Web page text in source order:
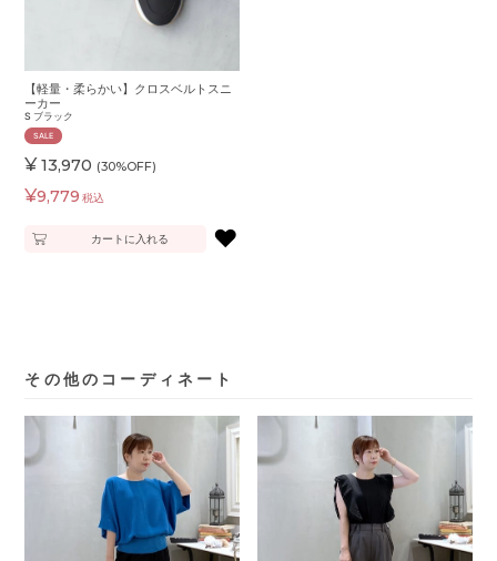
【軽量・柔らかい】クロスベルトスニ
ーカー
S ブラック
SALE
¥ 13,970 (30%OFF)
¥9,779 税込
カートに入れる ♥
その他のコーディネート